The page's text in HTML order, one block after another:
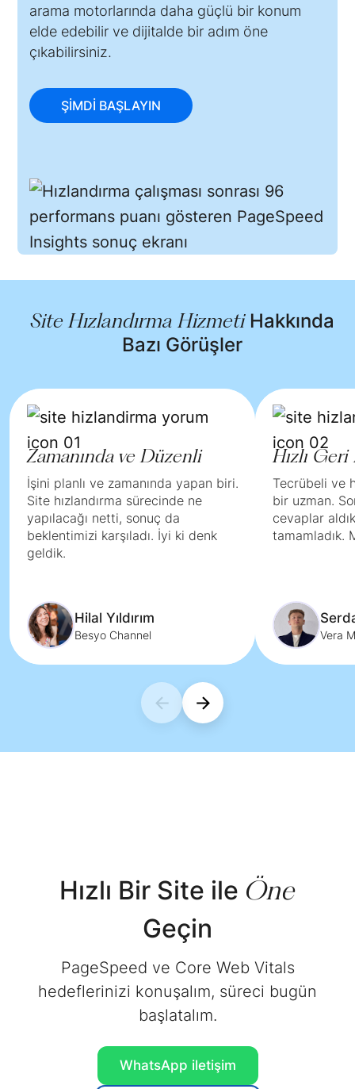
arama motorlarında daha güçlü bir konum
elde edebilir ve dijitalde bir adım öne
çıkabilirsiniz.
ŞIMDI BAŞLAYIN
Site Hızlandırma HizmetiHakkında
Bazı Görüşler
Zamanında ve Düzenli
İşini planlı ve zamanında yapan biri.
Site hızlandırma sürecinde ne
yapılacağı netti, sonuç da
beklentimizi karşıladı. İyi ki denk
geldik.
Hilal Yıldırım
Besyo Channel
Hızlı
Tecrübeli ve
bir uzman.
cevaplar
tamamladık.
Vera
Hızlı Bir Site ile Öne
Geçin
PageSpeed ve Core Web Vitals
hedeflerinizi konuşalım, süreci bugün
başlatalım.
WhatsApp iletişim